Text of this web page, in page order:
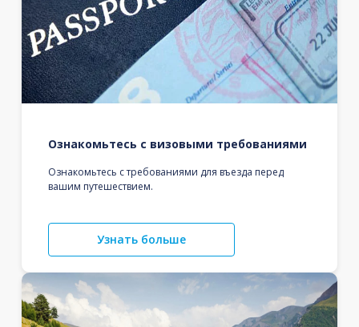
Ознакомьтесь с визовыми требованиями
Ознакомьтесь с требованиями для въезда перед
вашим путешествием.
Узнать больше